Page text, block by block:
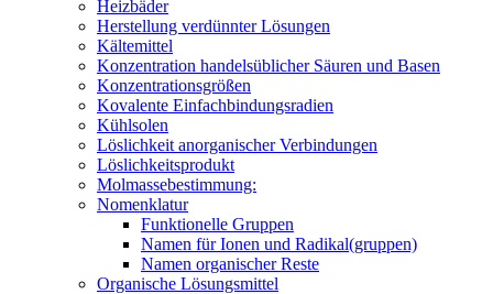
Heizbäder
Herstellung verdünnter Lösungen
Kältemittel
Konzentration handelsüblicher Säuren und Basen
Konzentrationsgrößen
Kovalente Einfachbindungsradien
Kühlsolen
Löslichkeit anorganischer Verbindungen
Löslichkeitsprodukt
Molmassebestimmung:
Nomenklatur
Funktionelle Gruppen
Namen für Ionen und Radikal(gruppen)
Namen organischer Reste
Organische Lösungsmittel